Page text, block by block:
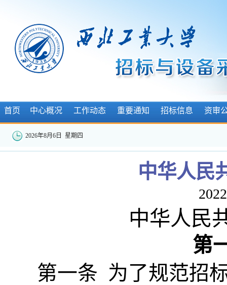
首页 中心概况 工作动态 重要通知 招标信息 资审
2026年8月6日 星期四
中华人民
中华人民
第
第一条 为了规范招